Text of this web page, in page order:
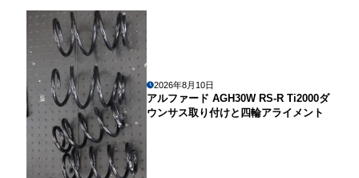
2026年8月10日
アルファード AGH30W RS-R Ti2000ダ
ウンサス取り付けと四輪アライメント